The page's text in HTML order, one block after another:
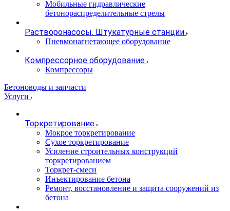
Мобильные гидравлические
бетонораспределительные стрелы
Растворонасосы. Штукатурные станции
Пневмонагнетающее оборудование
Компрессорное оборудование
Компрессоры
Бетоноводы и запчасти
Услуги
Торкретирование
Мокрое торкретирование
Сухое торкретирование
Усиление строительных конструкций
торкретированием
Торкрет-смеси
Инъектирование бетона
Ремонт, восстановление и защита сооружений из
бетона